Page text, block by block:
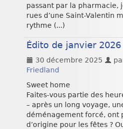
passant par la pharmacie,
rues d’une Saint-Valentin
rythme (...)
Édito de janvier 2026
30 décembre 2025
Friedland
Sweet home
Faites-vous partie des
– après un long voyage,
déménagement forcé, ont
d’origine pour les fêtes ?